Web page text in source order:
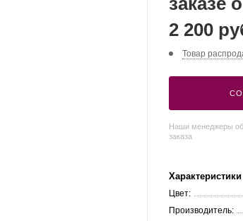
2 200
Товар
Наши менеджеры
заказа
Характеристики
Цвет:
Производитель: